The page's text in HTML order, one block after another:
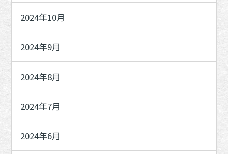
2024年10月
2024年9月
2024年8月
2024年7月
2024年6月